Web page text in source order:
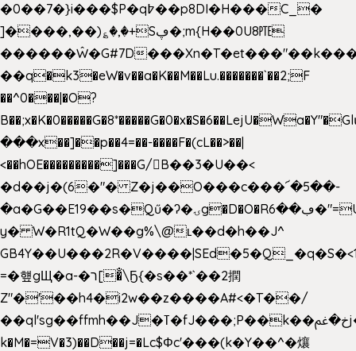
�0��7�}i���$P�q߈��p8DI�H���C_�
]����,��)؏�,�+Sڥ�;m{H��0U8㉐
������Ŵ�G#7D
��q�k3�eW�v��a�K��M��Lu.�������`��2;F
��^0���|�O?
���x��]��p��4=��-����F�(cL��>��|
<��hOE���������]���G/B��3�U��<
�d��j�(6�"� Z�j��O���c���՜�5��-
�a�G��E19��s�Qű�ʔ�ۍg�D�O�Rڢ��6�"=Uh����
y� W�R1tQ�W��g%\@ʟ��d�h��J^
=�헆gЩ�a-�ר[�̐\Ҕ{�s��*`��2撋
Z"�'��h4�i2w��z����A#<�T��/
��ql'sg��ffmh��J�ߠ�fJ���;P��k��خ�ﰬj��0��E8��6G���գN9?
k�M�=V�3)��D��j=�Lc$Φc'���(k�Y��^�爙